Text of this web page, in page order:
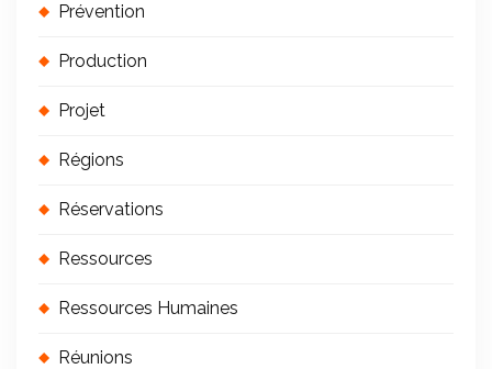
Prévention
Production
Projet
Régions
Réservations
Ressources
Ressources Humaines
Réunions